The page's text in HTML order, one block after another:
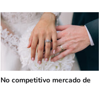
No competitivo mercado de